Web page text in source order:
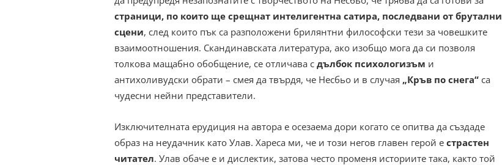
страници, по които ще срещнат интелигентна сатира, последвани от брутални
сцени, след които пък са разположени брилянтни философски тези за човешките
взаимоотношения. Скандинавската литература, ако изобщо мога да си позволя
толкова мащабно обобщение, се отличава с дълбок психологизъм и
антихоливудски обрати – смея да твърдя, че Несбьо и в случая „Кръв по снега“ са
чудесни нейни представители.
Изключителната ерудиция на автора е осезаема дори когато се опитва да създаде
образ на неудачник като Улав. Хареса ми, че и този негов главен герой е страстен
читател. Улав обаче е и дислектик, затова често променя историите така, както той